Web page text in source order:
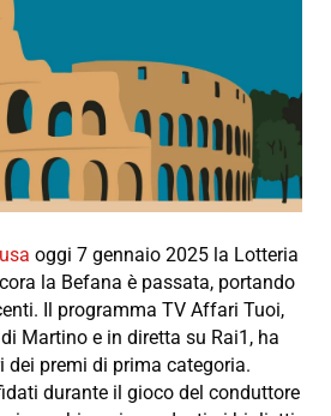
oggi 7 gennaio 2025 la Lotteria
la Befana è passata, portando
Il programma TV Affari Tuoi,
Martino e in diretta su Rai1, ha
premi di prima categoria.
durante il gioco del conduttore